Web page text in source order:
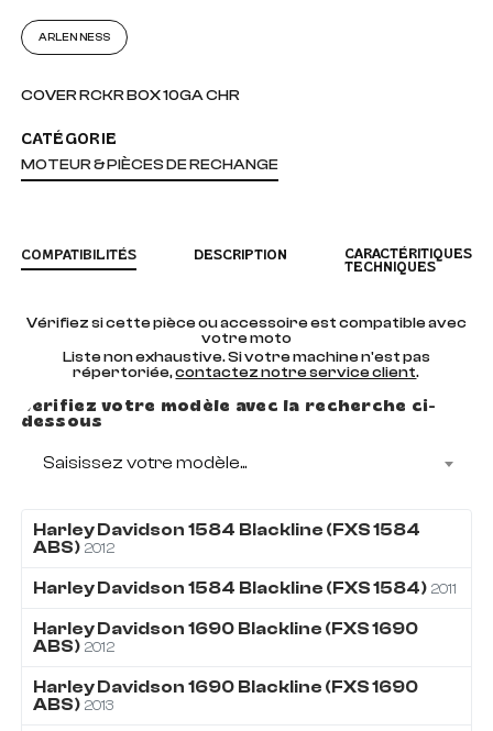
ARLEN NESS
COVER RCKR BOX 10GA CHR
CATÉGORIE
MOTEUR & PIÈCES DE RECHANGE
COMPATIBILITÉS DESCRIPTION
CARACTÉRITIQUES
TECHNIQUES
Vérifiez si cette pièce ou accessoire est compatible avec
votre moto
Liste non exhaustive. Si votre machine n'est pas
répertoriée,contactez notre service client.
Vérifiez votre modèle avec la recherche ci-
dessous
Saisissez votre modèle...
Harley Davidson 1584 Blackline (FXS 1584
ABS) 2012
Harley Davidson 1584 Blackline (FXS 1584) 2011
Harley Davidson 1690 Blackline (FXS 1690
ABS) 2012
Harley Davidson 1690 Blackline (FXS 1690
ABS) 2013